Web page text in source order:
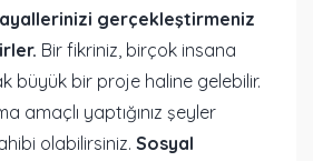
gerçekleştirmeniz
Bir fikriniz, birçok insana
büyük bir proje haline gelebilir.
amaçlı yaptığınız şeyler
olabilirsiniz. Sosyal